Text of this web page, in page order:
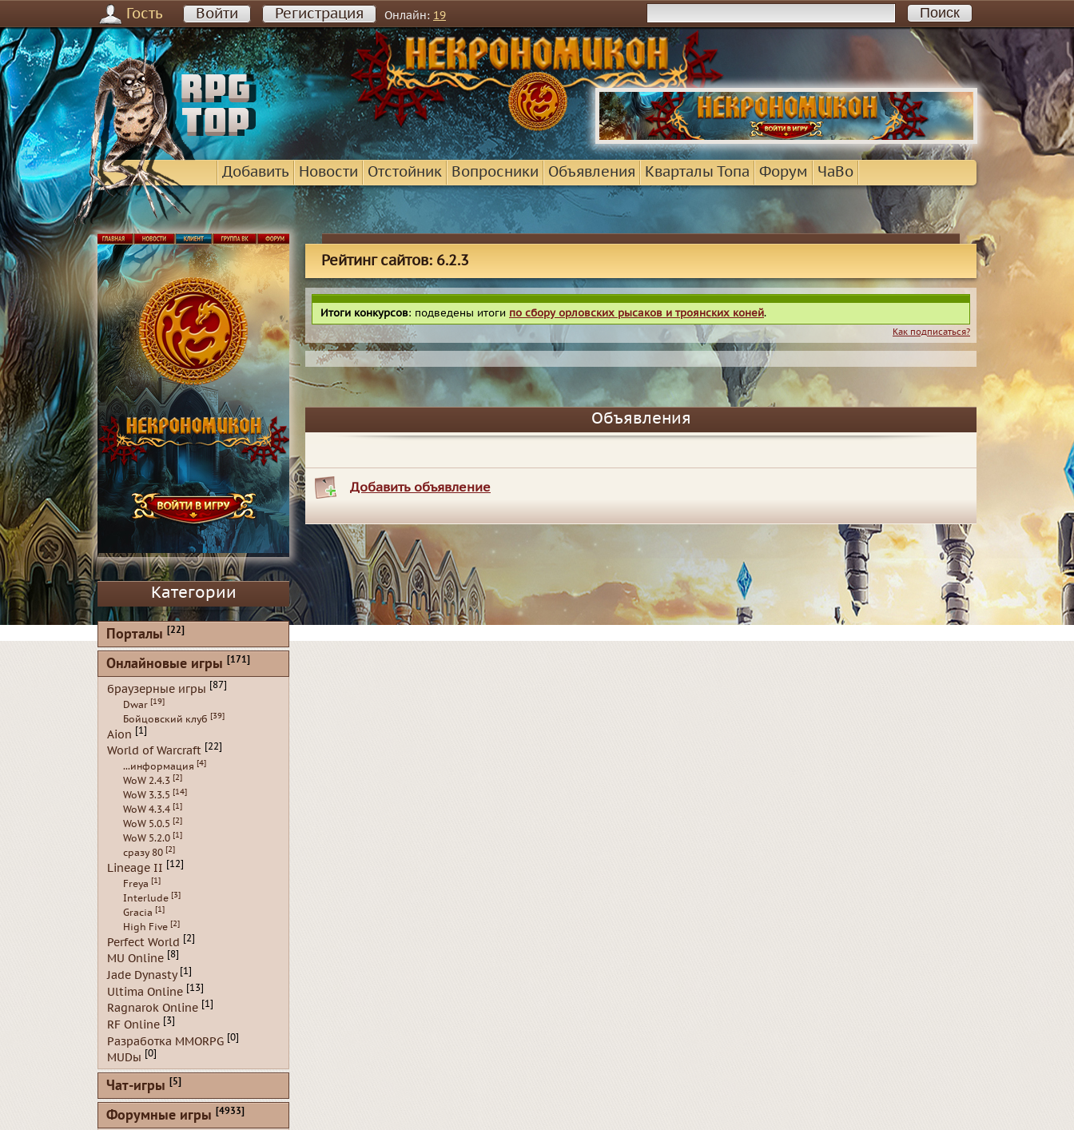
Гость Войти Регистрация Онлайн: 19
Добавить Новости Отстойник Вопросники Объявления Кварталы Топа Форум ЧаВо
Рейтинг сайтов: 6.2.3
Итоги конкурсов: подведены итоги по сбору орловских рысаков и троянских коней.
Как подписаться?
Объявления
Добавить объявление
Категории
Порталы [22]
Онлайновые игры [171]
браузерные игры [87]
Dwar [19]
Бойцовский клуб [39]
Aion [1]
World of Warcraft [22]
...информация [4]
WoW 2.4.3 [2]
WoW 3.3.5 [14]
WoW 4.3.4 [1]
WoW 5.0.5 [2]
WoW 5.2.0 [1]
сразу 80 [2]
Lineage II [12]
Freya [1]
Interlude [3]
Gracia [1]
High Five [2]
Perfect World [2]
MU Online [8]
Jade Dynasty [1]
Ultima Online [13]
Ragnarok Online [1]
RF Online [3]
Разработка MMORPG [0]
MUDы [0]
Чат-игры [5]
Форумные игры [4933]